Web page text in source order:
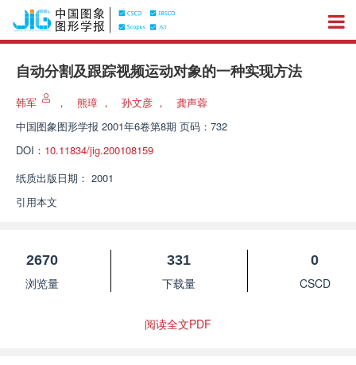
自动分割及跟踪视频运动对象的一种实现方法
韩军 ， 熊璋 ， 孙文彦 ，
龚声蓉
中国图象图形学报 2001年6卷第8期 页码：732
DOI： 10.11834/jig.200108159
纸质出版日期： 2001
引用本文
2670
浏览量
331
下载量
0
CSCD
阅读全文PDF